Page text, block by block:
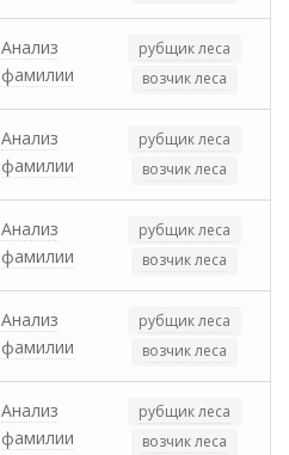
Анализ
фамилии
рубщик леса
возчик леса
Анализ
фамилии
рубщик леса
возчик леса
Анализ
фамилии
рубщик леса
возчик леса
Анализ
фамилии
рубщик леса
возчик леса
Анализ
фамилии
рубщик леса
возчик леса